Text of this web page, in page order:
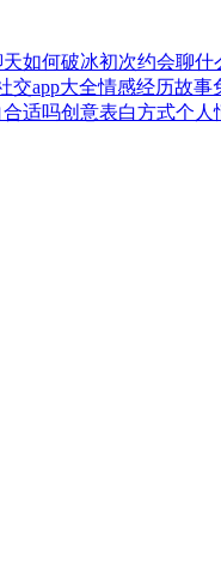
天如何破冰初次约会聊什
交app大全情感经历故事
适吗创意表白方式个人